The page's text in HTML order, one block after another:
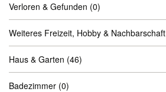
Verloren & Gefunden (0)
Weiteres Freizeit, Hobby & Nachbarschaft
Haus & Garten (46)
Badezimmer (0)